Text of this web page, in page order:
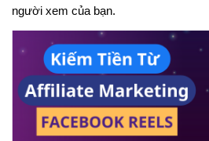
người xem của bạn.